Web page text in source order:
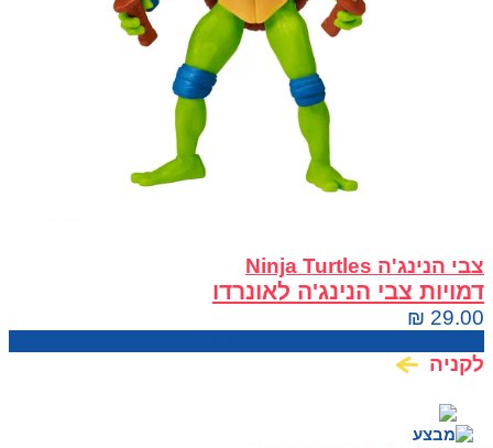
צבי הנינג'ה Ninja Turtles
דמויות צבי הנינג'ה לאונרדו
₪ 29.00
לקניה